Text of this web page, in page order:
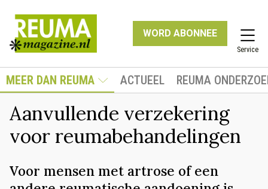
WORD ABONNEE
Service
MEER DAN REUMA ACTUEEL REUMA
Aanvullende verzekering
voor reumabehandelingen
Voor mensen met artrose of een